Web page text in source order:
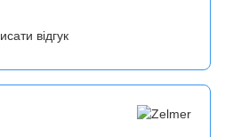
відгук